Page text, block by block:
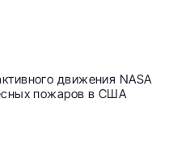
движения NASA
пожаров в США